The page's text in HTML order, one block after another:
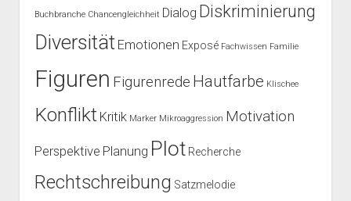
Buchbranche Chancengleichheit Dialog Diskriminierung
Diversität Emotionen Exposé Fachwissen Familie
Figuren Figurenrede Hautfarbe Klischee
Konflikt Kritik Marker Mikroaggression Motivation
Perspektive Planung Plot Recherche
Rechtschreibung Satzmelodie